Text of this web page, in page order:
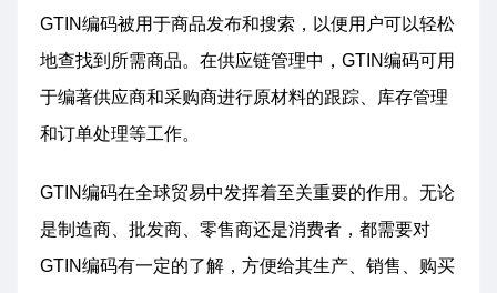
GTIN编码被用于商品发布和搜索，以便用户可以轻松
地查找到所需商品。在供应链管理中，GTIN编码可用
于编著供应商和采购商进行原材料的跟踪、库存管理
和订单处理等工作。
GTIN编码在全球贸易中发挥着至关重要的作用。无论
是制造商、批发商、零售商还是消费者，都需要对
GTIN编码有一定的了解，方便给其生产、销售、购买